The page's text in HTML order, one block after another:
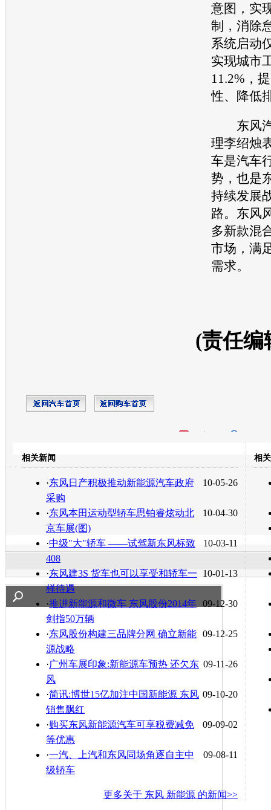
意图，实
制，消除
系统启动
实现城市
11.2%，
性、降低
东风汽
理李绍烛
车是汽车
势，也是
持续发展
路。东风
多新款混
市场，满
需求。
(责任编
转发至：
相关新闻
10-05-26
·东风日产积极推动新能源汽车政府
采购
10-04-30
·东风本田运动型轿车思铂睿炫动北
京车展(图)
10-03-11
·中级"大"轿车 ——试驾新东风标致
408
10-01-13
·东风建3S 货车也可以享受和轿车一
样待遇
09-12-30
·推进新能源和微车 东风股份2014年
剑指50万辆
09-12-25
·东风股份构建三品牌分网 确立新能
源战略
09-11-26
·广州车展印象:新能源车预热 还欠东
风
09-10-20
·简讯:博世15亿加注中国新能源 东风
销售飘红
09-09-02
·购买东风新能源汽车可享税费减免
等优惠
09-08-11
·一汽、上汽和东风同场角逐自主中
级轿车
更多关于 东风 新能源 的新闻>>
相